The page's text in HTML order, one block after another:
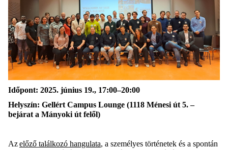
Időpont: 2025. június 19., 17:00–20:00
Helyszín: Gellért Campus Lounge (1118 Ménesi út 5. –
bejárat a Mányoki út felől)
Azelőző találkozó hangulata, a személyes történetek és a spontán